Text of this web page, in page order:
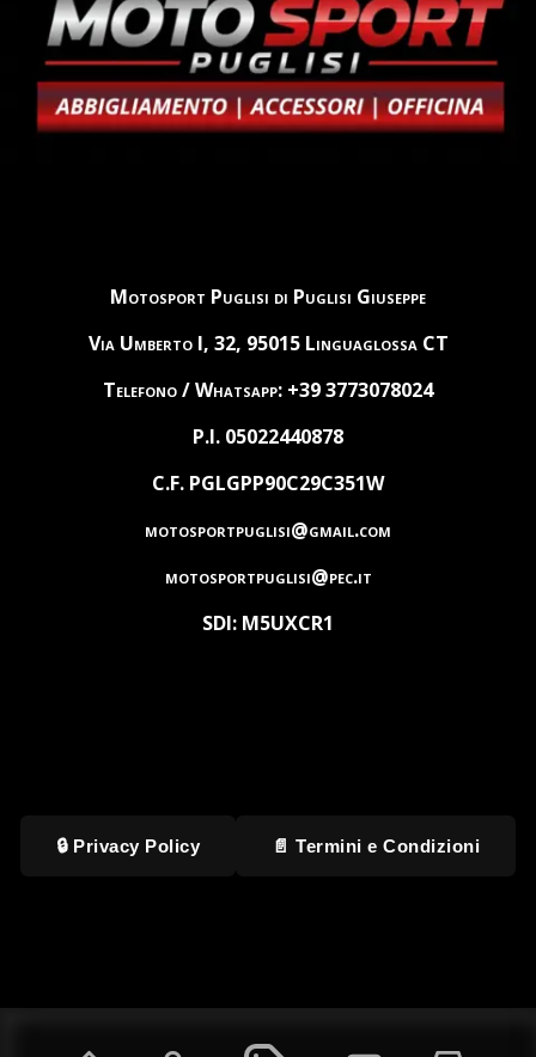
Motosport Puglisi di Puglisi Giuseppe
Via Umberto I, 32, 95015 Linguaglossa CT
Telefono / Whatsapp: +39 3773078024
P.I. 05022440878
C.F. PGLGPP90C29C351W
motosportpuglisi@gmail.com
motosportpuglisi@pec.it
SDI: M5UXCR1
🔒 Privacy Policy 📄 Termini e Condizioni